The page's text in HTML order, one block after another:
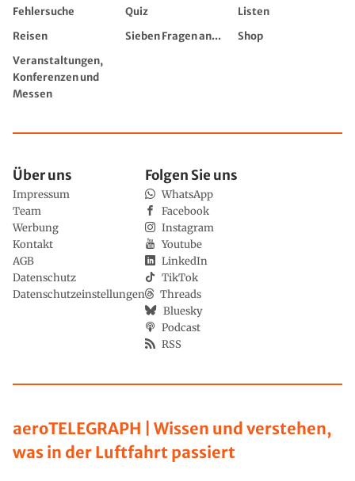
Fehlersuche
Quiz
Listen
Reisen
Sieben Fragen an...
Shop
Veranstaltungen,
Konferenzen und
Messen
aeroTELEGRAPH | Wissen und verstehen,
was in der Luftfahrt passiert
Über uns
Impressum
Team
Werbung
Kontakt
AGB
Datenschutz
Datenschutzeinstellungen
Folgen Sie uns
WhatsApp
Facebook
Instagram
Youtube
LinkedIn
TikTok
Threads
Bluesky
Podcast
RSS